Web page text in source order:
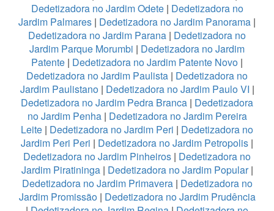
Dedetizadora no Jardim Odete| Dedetizadora no
Jardim Palmares | Dedetizadora no Jardim Panorama |
Dedetizadora no Jardim Parana | Dedetizadora no
Jardim Parque Morumbi | Dedetizadora no Jardim
Patente | Dedetizadora no Jardim Patente Novo |
Dedetizadora no Jardim Paulista | Dedetizadora no
Jardim Paulistano| Dedetizadora no Jardim Paulo VI |
Dedetizadora no Jardim Pedra Branca | Dedetizadora
no Jardim Penha| Dedetizadora no Jardim Pereira
Leite | Dedetizadora no Jardim Peri | Dedetizadora no
Jardim Peri Peri | Dedetizadora no Jardim Petropolis |
Dedetizadora no Jardim Pinheiros | Dedetizadora no
Jardim Piratininga| Dedetizadora no Jardim Popular|
Dedetizadora no Jardim Primavera| Dedetizadora no
Jardim Promissão| Dedetizadora no Jardim Prudência